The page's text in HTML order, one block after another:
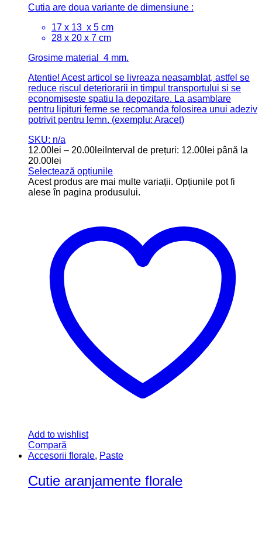
Cutia are doua variante de dimensiune :
17 x 13 x 5 cm
28 x 20 x 7 cm
Grosime material 4 mm.
Atentie! Acest articol se livreaza neasamblat, astfel se
reduce riscul deteriorarii in timpul transportului si se
economiseste spatiu la depozitare. La asamblare
pentru lipituri ferme se recomanda folosirea unui adeziv
potrivit pentru lemn. (exemplu: Aracet)
SKU: n/a
12.00 lei – 20.00 lei Interval de prețuri: 12.00lei până la
20.00lei
Selectează opțiunile
Acest produs are mai multe variații. Opțiunile pot fi
alese în pagina produsului.
Add to wishlist
Compară
Accesorii florale, Paste
Cutie aranjamente florale